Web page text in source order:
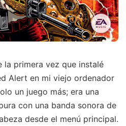
la primera vez que instalé
Alert en mi viejo ordenador
un juego más; era una
con una banda sonora de
desde el menú principal.